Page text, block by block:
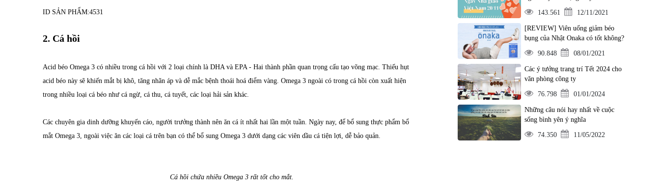
ID SẢN PHẨM:4531
2. Cá hồi
Acid béo Omega 3 có nhiều trong cá hồi với 2 loại chính là DHA và EPA - Hai thành phần quan trọng cấu tạo võng mạc. Thiếu hụt
acid béo này sẽ khiến mắt bị khô, tăng nhãn áp và dễ mắc bệnh thoái hoá điểm vàng. Omega 3 ngoài có trong cá hồi còn xuất hiện
trong nhiều loại cá béo như cá ngừ, cá thu, cá tuyết, các loại hải sản khác.
Các chuyên gia dinh dưỡng khuyến cáo, người trưởng thành nên ăn cá ít nhất hai lần một tuần. Ngày nay, để bổ sung thực phẩm bổ
mắt Omega 3, ngoài việc ăn các loại cá trên bạn có thể bổ sung Omega 3 dưới dạng các viên dầu cá tiện lợi, dễ bảo quản.
Cá hồi chứa nhiều Omega 3 rất tốt cho mắt.
143.561 12/11/2021
[REVIEW] Viên uống giảm béo
bụng của Nhật Onaka có tốt không?
90.848 08/01/2021
Các ý tưởng trang trí Tết 2024 cho
văn phòng công ty
76.798 01/01/2024
Những câu nói hay nhất về cuộc
sống bình yên ý nghĩa
74.350 11/05/2022